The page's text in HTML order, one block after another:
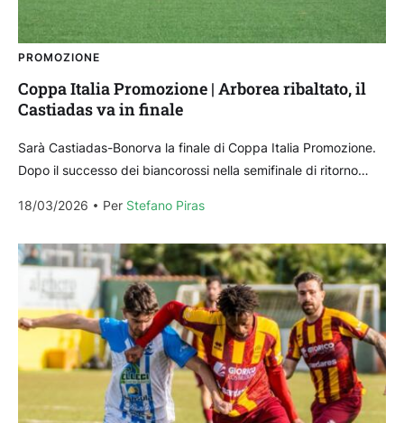
PROMOZIONE
Coppa Italia Promozione | Arborea ribaltato, il
Castiadas va in finale
Sarà Castiadas-Bonorva la finale di Coppa Italia Promozione.
Dopo il successo dei biancorossi nella semifinale di ritorno
18/03/2026
Per Stefano Piras